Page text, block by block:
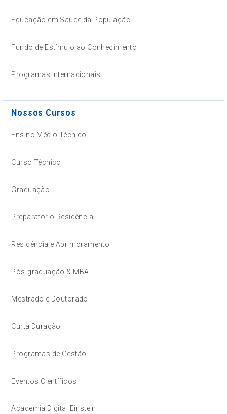
Educação em Saúde da População
Fundo de Estímulo ao Conhecimento
Programas Internacionais
Nossos Cursos
Ensino Médio Técnico
Curso Técnico
Graduação
Preparatório Residência
Residência e Aprimoramento
Pós-graduação & MBA
Mestrado e Doutorado
Curta Duração
Programas de Gestão
Eventos Científicos
Academia Digital Einstein